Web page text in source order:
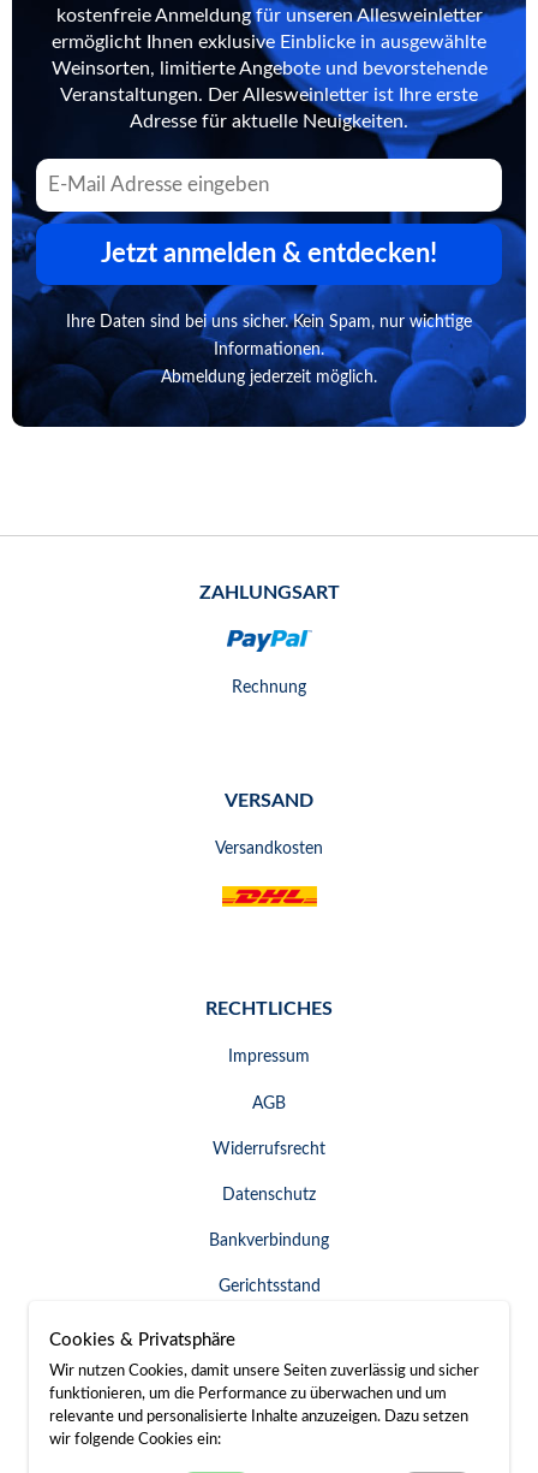
kostenfreie Anmeldung für unseren Allesweinletter
ermöglicht Ihnen exklusive Einblicke in ausgewählte
Weinsorten, limitierte Angebote und bevorstehende
Veranstaltungen. Der Allesweinletter ist Ihre erste
Adresse für aktuelle Neuigkeiten.
Jetzt anmelden & entdecken!
Ihre Daten sind bei uns sicher. Kein Spam, nur wichtige
Informationen.
Abmeldung jederzeit möglich.
ZAHLUNGSART
Rechnung
VERSAND
Versandkosten
RECHTLICHES
Impressum
AGB
Widerrufsrecht
Datenschutz
Bankverbindung
Gerichtsstand
Widerruf erklären
SERVICE & KONTAKT
Cookies & Privatsphäre
Wir nutzen Cookies, damit unsere Seiten zuverlässig und sicher
funktionieren, um die Performance zu überwachen und um
relevante und personalisierte Inhalte anzuzeigen. Dazu setzen
wir folgende Cookies ein: